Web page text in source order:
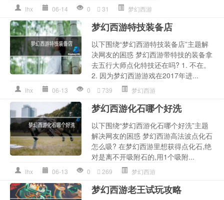
lhx 06-14 0 31 梦幻西游
梦幻西游特技装备店
以下围绕“梦幻西游特技装备店”主题解
决网友的困惑 梦幻西游带特技的装备拿
去五行大师点化特技还在吗? 1. 不在。
2. 因为梦幻西游游戏在2017年进...
lhx 06-13 0 739 梦幻西游
梦幻西游化石哪个好洗
以下围绕“梦幻西游化石哪个好洗”主题
解决网友的困惑 梦幻西游高法波点化石
怎么吸? 在梦幻西游里想获得点化石,绝
对是离不开吸附石的,用1个吸附...
lhx 06-13 0 269 梦幻西游
梦幻西游老王试玩攻略